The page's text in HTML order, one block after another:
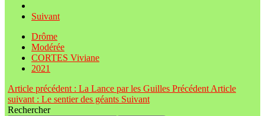
Suivant
Drôme
Modérée
CORTES Viviane
2021
Article précédent : La Lance par les Guilles Précédent Article
suivant : Le sentier des géants Suivant
Rechercher